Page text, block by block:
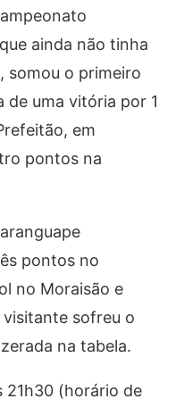
ainda não tinha
somou o primeiro
de uma vitória por 1
em
pontos na
pontos no
no Moraisão e
visitante sofreu o
na tabela.
21h30 (horário de